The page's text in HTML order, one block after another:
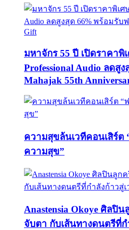
มหาจักร 55 ปี เปิดราคาพิ
Professional Audio ลดสู
Mahajak 55th
ความสุขล้นเวทีคอนเสิร์ต
ความสุข”
Anastensia Okoye ศิลปิน
จับตา กับเส้นทางดนตรีที่ก